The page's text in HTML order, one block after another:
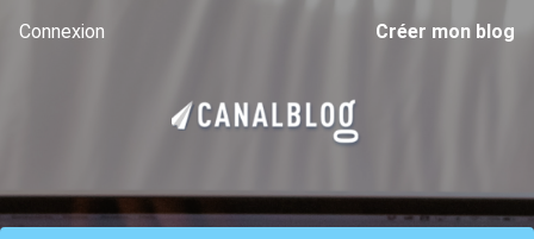
Connexion Créer mon blog